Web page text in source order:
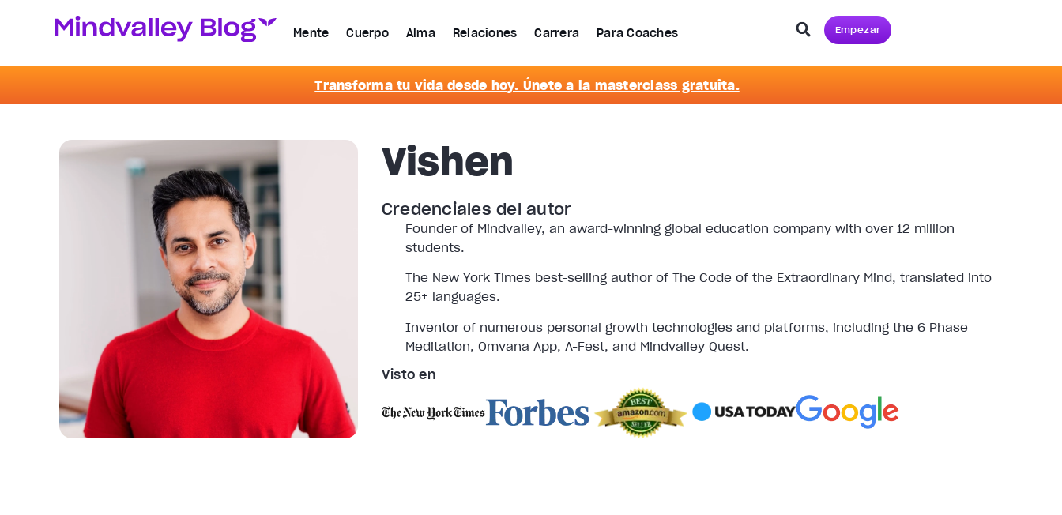
Mente Cuerpo Alma Relaciones Carrera Para Coaches Empezar
Transforma tu vida desde hoy. Únete a la masterclass gratuita.
Vishen
Credenciales del autor
Founder of Mindvalley, an award-winning global education company with over 12 million
students.
The New York Times best-selling author of The Code of the Extraordinary Mind, translated into
25+ languages.
Inventor of numerous personal growth technologies and platforms, including the 6 Phase
Meditation, Omvana App, A-Fest, and Mindvalley Quest.
Visto en